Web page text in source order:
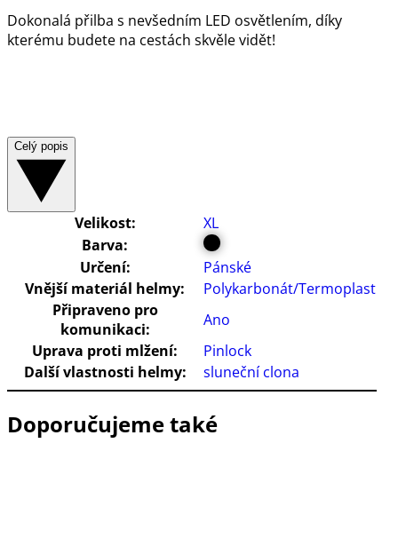
Dokonalá přilba s nevšedním LED osvětlením, díky
kterému budete na cestách skvěle vidět!
Celý popis
Velikost:
XL
Barva:
Určení:
Pánské
Vnější materiál helmy:
Polykarbonát/Termoplast
Připraveno pro
komunikaci:
Ano
Uprava proti mlžení:
Pinlock
Další vlastnosti helmy:
sluneční clona
Doporučujeme také